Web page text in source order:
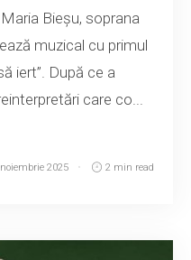
Bieșu, soprana
muzical cu primul
iert”. După ce a
care co...
2025 2 min read